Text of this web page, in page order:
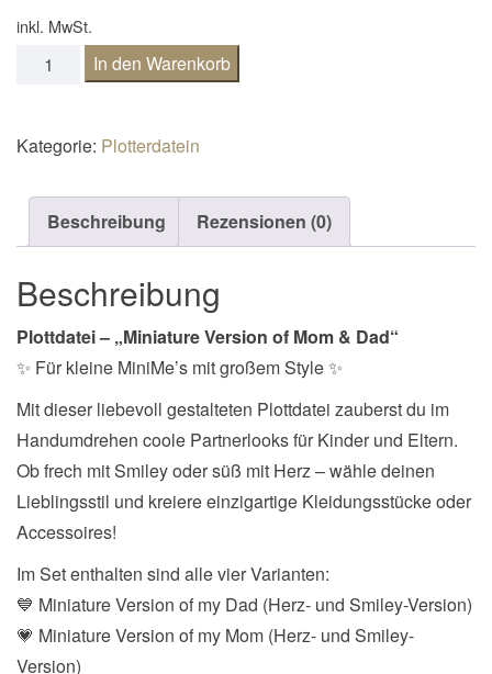
inkl. MwSt.
Plottdatei MiniMe Menge
In den Warenkorb
Kategorie: Plotterdatein
Beschreibung Rezensionen (0)
Beschreibung
Plottdatei – „Miniature Version of Mom & Dad“
✨ Für kleine MiniMe’s mit großem Style ✨
Mit dieser liebevoll gestalteten Plottdatei zauberst du im
Handumdrehen coole Partnerlooks für Kinder und Eltern.
Ob frech mit Smiley oder süß mit Herz – wähle deinen
Lieblingsstil und kreiere einzigartige Kleidungsstücke oder
Accessoires!
Im Set enthalten sind alle vier Varianten:
💙 Miniature Version of my Dad (Herz- und Smiley-Version)
💗 Miniature Version of my Mom (Herz- und Smiley-
Version)